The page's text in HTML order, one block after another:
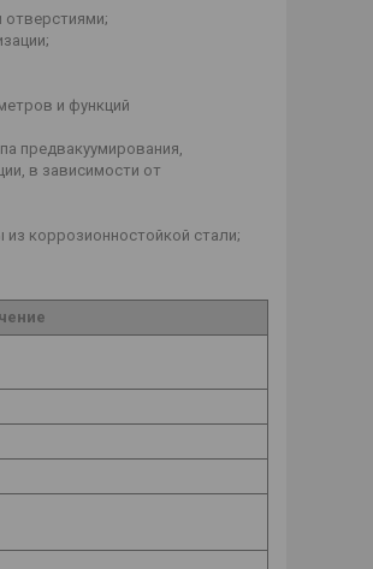
и функций
предвакуумирования,
в зависимости от
коррозионностойкой стали;